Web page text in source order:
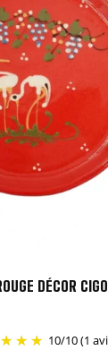
DÉCOR
10/10(1